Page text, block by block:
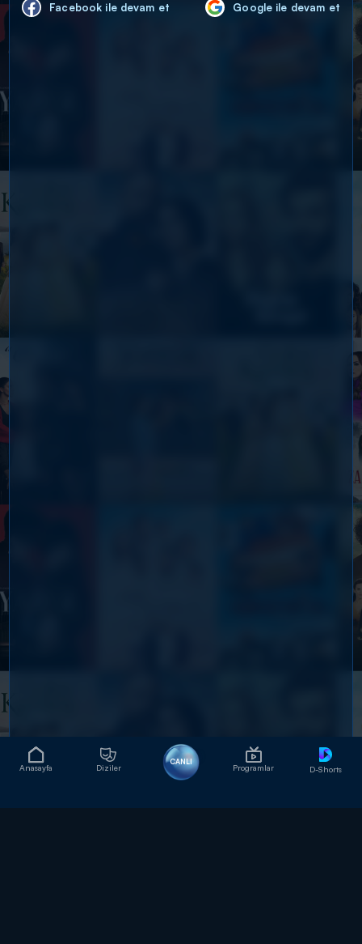
Anasayfa Diziler
CANLI
Programlar D-Shorts
Facebook ile devam et Google ile devam et